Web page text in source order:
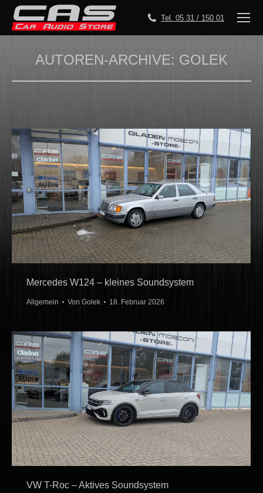
Tel. 05 31 / 150 01
AUTOREN-ARCHIVE: GOLEK
Mercedes W124 – kleines Soundsystem
Allgemein Von Golek 18. Februar 2026
VW T-Roc – Aktives Soundsystem